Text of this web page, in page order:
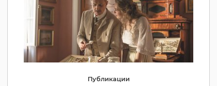
Публикации